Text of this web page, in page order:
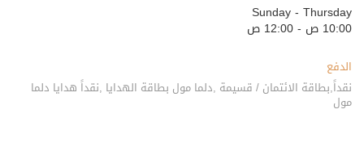
Sunday - Thursday
10:00 ص - 12:00 ص
الدفع
نقداً,بطاقة الائتمان / قسيمة ,دلما مول بطاقة الهدايا ,نقداً هدايا دلما
مول